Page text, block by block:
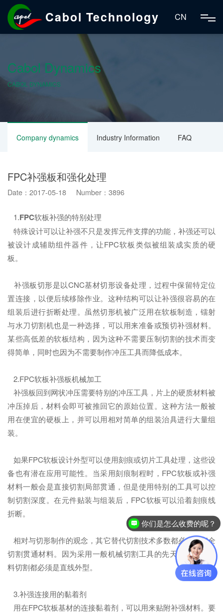
Cabol Technology CN
Cabol Dynamics
CABOL DYNAMICS
Company dynamics Industry Information FAQ
FPC补强板和强化处理
Date：2017-05-18 Number：3896
1.FPC软板补强的特别处理
特殊设计可以让补强不只是发挥元件支撑的功能，补强还可以
被设计成辅助组件器件，让FPC软板类似被组装成实质的硬
板。
补强板切形是以CNC基材切形设备处理，过程中保留特定位
置连接，以便后续移除作业。这种结构可以让补强很容易的在
组装后进行折断处理。虽然切形机被广泛用在软板制造，镭射
与水刀切割机也是一种选择，可以用来准备或预切补强材料。
某些高低差的软板结构，因为这种不需要压制切割的技术而变
得简单，同时也因为不需要制作冲压工具而降低成本。
2.FPC软板补强板机械加工
补强板回到网状冲压需要特别的冲压工具，片上的硬质材料被
冲压掉后，材料会即可被推回它的原始位置。这种方法一般被
用在便宜的硬板上，并可以用相对简单的组装治具进行大量组
装。
如果FPC软板设计外型可以使用刻痕或切片工具处理，这些设
备也有潜在应用可能性。当采用刻痕制程时，FPC软板或补强
材料一般会是直接切割局部贯通，但是使用特别的工具可以控
制切割深度。在元件贴装与组装后，FPC软板可以沿着刻痕线
折断。
相对与切形制作的观念，其它替代切割技术多数都必须要完全
切割贯通材料。因为采用一般机械切割工具的先天性，所有材
料切割都必须是直线外型。
3.补强连接用的黏着剂
用在FPC软板基材的连接黏着剂，可以用来贴附补强材料。要
你们是怎么收费的呢？